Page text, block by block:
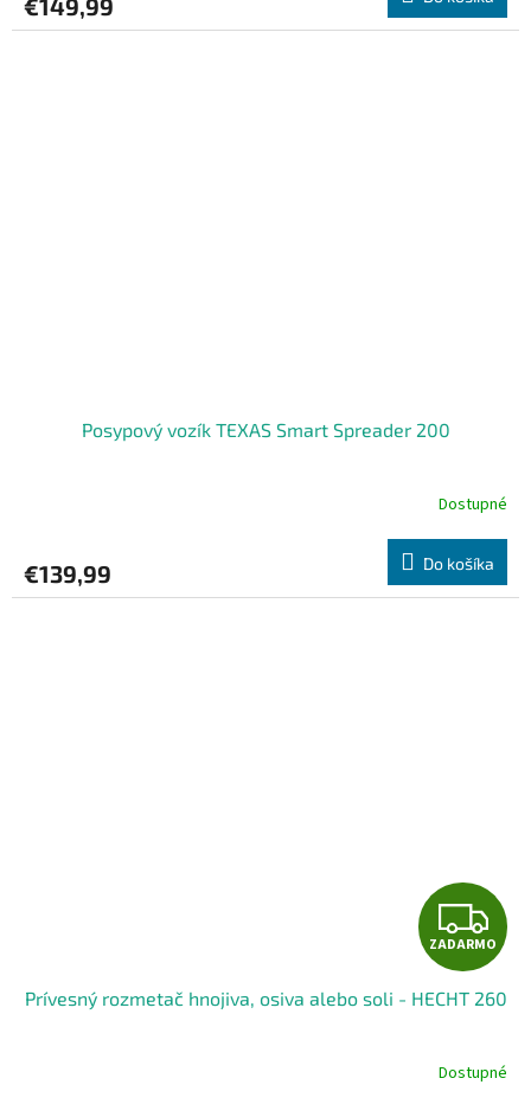
Posypový vozík TEXAS Smart Spreader 200
Dostupné
€139,99 Do košíka
Z
A
D
A
ZADARMO
Prívesný rozmetač hnojiva, osiva alebo soli - HECHT 260
Dostupné